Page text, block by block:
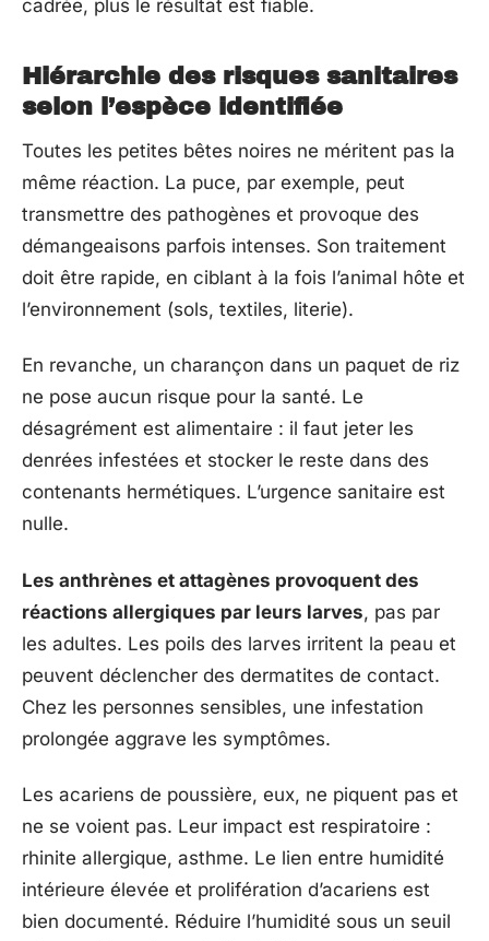
cadrée, plus le résultat est fiable.
Hiérarchie des risques sanitaires
selon l’espèce identifiée
Toutes les petites bêtes noires ne méritent pas la
même réaction. La puce, par exemple, peut
transmettre des pathogènes et provoque des
démangeaisons parfois intenses. Son traitement
doit être rapide, en ciblant à la fois l’animal hôte et
l’environnement (sols, textiles, literie).
En revanche, un charançon dans un paquet de riz
ne pose aucun risque pour la santé. Le
désagrément est alimentaire : il faut jeter les
denrées infestées et stocker le reste dans des
contenants hermétiques. L’urgence sanitaire est
nulle.
Les anthrènes et attagènes provoquent des
réactions allergiques par leurs larves, pas par
les adultes. Les poils des larves irritent la peau et
peuvent déclencher des dermatites de contact.
Chez les personnes sensibles, une infestation
prolongée aggrave les symptômes.
Les acariens de poussière, eux, ne piquent pas et
ne se voient pas. Leur impact est respiratoire :
rhinite allergique, asthme. Le lien entre humidité
intérieure élevée et prolifération d’acariens est
bien documenté. Réduire l’humidité sous un seuil